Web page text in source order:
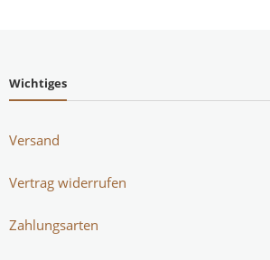
Wichtiges
Versand
Vertrag widerrufen
Zahlungsarten